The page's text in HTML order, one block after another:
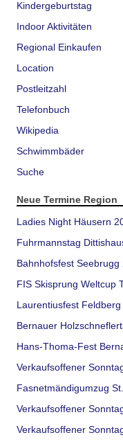
Kindergeburtstag
Indoor Aktivitäten
Regional Einkaufen
Location
Postleitzahl
Telefonbuch
Wikipedia
Schwimmbäder
Suche
Neue Termine Region
Ladies Night Häusern
Fuhrmannstag
Bahnhofsfest Seebrugg
FIS Skisprung Weltcup
Laurentiusfest
Bernauer
Hans-Thoma-Fest
Verkaufsoffener
Fasnetmändigumzug
Verkaufsoffener
Verkaufsoffener